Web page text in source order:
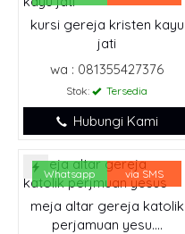
kursi gereja kristen kayu
jati
wa : 081355427376
Stok: Tersedia
Hubungi Kami
Whatsapp via SMS
meja altar gereja katolik
perjamuan yesu....